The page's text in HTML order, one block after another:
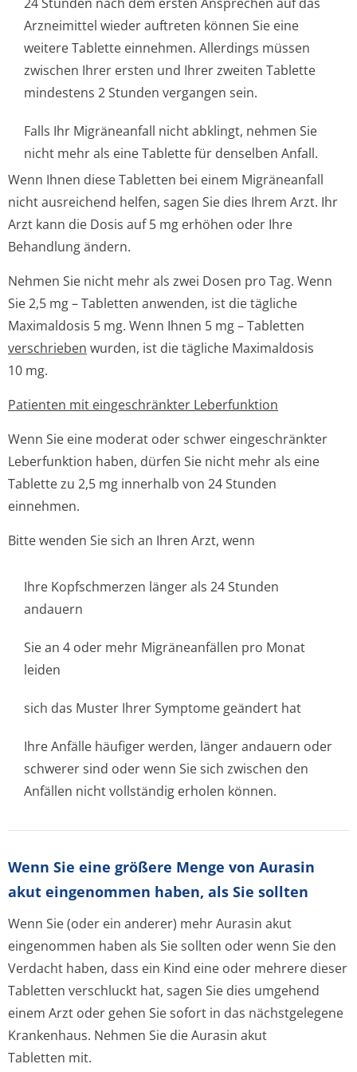
Arzneimittel wieder auftreten können Sie eine
weitere Tablette einnehmen. Allerdings müssen
zwischen Ihrer ersten und Ihrer zweiten Tablette
mindestens 2 Stunden vergangen sein.
Falls Ihr Migräneanfall nicht abklingt, nehmen Sie
nicht mehr als eine Tablette für denselben Anfall.
Wenn Ihnen diese Tabletten bei einem Migräneanfall
nicht ausreichend helfen, sagen Sie dies Ihrem Arzt. Ihr
Arzt kann die Dosis auf 5 mg erhöhen oder Ihre
Behandlung ändern.
Nehmen Sie nicht mehr als zwei Dosen pro Tag. Wenn
Sie 2,5 mg – Tabletten anwenden, ist die tägliche
Maximaldosis 5 mg. Wenn Ihnen 5 mg – Tabletten
verschrieben wurden, ist die tägliche Maximaldosis
10 mg.
Patienten mit eingeschränkter Leberfunktion
Wenn Sie eine moderat oder schwer eingeschränkter
Leberfunktion haben, dürfen Sie nicht mehr als eine
Tablette zu 2,5 mg innerhalb von 24 Stunden
einnehmen.
Bitte wenden Sie sich an Ihren Arzt, wenn
Ihre Kopfschmerzen länger als 24 Stunden
andauern
Sie an 4 oder mehr Migräneanfällen pro Monat
leiden
sich das Muster Ihrer Symptome geändert hat
Ihre Anfälle häufiger werden, länger andauern oder
schwerer sind oder wenn Sie sich zwischen den
Anfällen nicht vollständig erholen können.
Wenn Sie eine größere Menge von Aurasin
akut eingenommen haben, als Sie sollten
Wenn Sie (oder ein anderer) mehr Aurasin akut
eingenommen haben als Sie sollten oder wenn Sie den
Verdacht haben, dass ein Kind eine oder mehrere dieser
Tabletten verschluckt hat, sagen Sie dies umgehend
einem Arzt oder gehen Sie sofort in das nächstgelegene
Krankenhaus. Nehmen Sie die Aurasin akut
Tabletten mit.